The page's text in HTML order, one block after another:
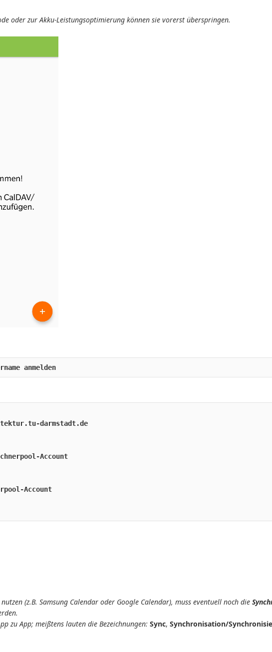
oder zur Akku-Leistungsoptimierung können sie vorerst überspringen.
anmelden
darmstadt.de
Account
Account
(z.B. Samsung Calendar oder Google Calendar), muss eventuell noch die
zu App; meißtens lauten die Bezeichnungen: Sync, Synchronisation/